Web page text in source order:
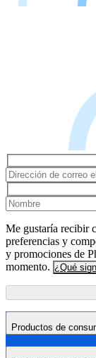
Me gustaría recibir
preferencias y
y promociones de
momento. ¿Qué
Productos de